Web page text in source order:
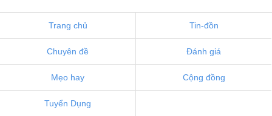
Trang chủ Tin-đồn
Chuyên đề Đánh giá
Mẹo hay Cộng đồng
Tuyển Dụng